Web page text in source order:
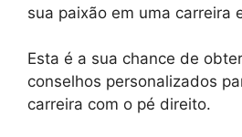
sua paixão em uma carreira
Esta é a sua chance de
conselhos personalizados
carreira com o pé direito.